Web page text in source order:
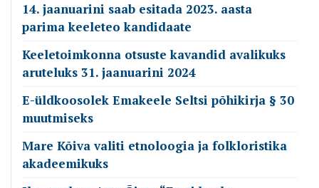
14. jaanuarini saab esitada 2023. aasta
parima keeleteo kandidaate
Keeletoimkonna otsuste kavandid avalikuks
aruteluks 31. jaanuarini 2024
E-üldkoosolek Emakeele Seltsi põhikirja § 30
muutmiseks
Mare Kõiva valiti etnoloogia ja folkloristika
akadeemikuks